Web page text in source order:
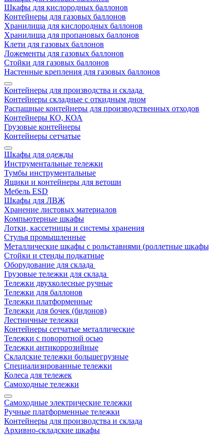
Шкафы для кислородных баллонов
Контейнеры для газовых баллонов
Хранилища для кислородных баллонов
Хранилища для пропановых баллонов
Клети для газовых баллонов
Ложементы для газовых баллонов
Стойки для газовых баллонов
Настенные крепления для газовых баллонов
Контейнеры для производства и склада
Контейнеры складные с откидным дном
Распашные контейнеры для производственных отходов
Контейнеры КО, КОА
Грузовые контейнеры
Контейнеры сетчатые
Шкафы для одежды
Инструментальные тележки
Тумбы инструментальные
Ящики и контейнеры для ветоши
Мебель ESD
Шкафы для ЛВЖ
Хранение листовых материалов
Компьютерные шкафы
Лотки, кассетницы и системы хранения
Стулья промышленные
Металлические шкафы с рольставнями (роллетные
Стойки и стенды подкатные
Оборудование для склада
Грузовые тележки для склада
Тележки двухколесные ручные
Тележки для баллонов
Тележки платформенные
Тележки для бочек (бидонов)
Лестничные тележки
Контейнеры сетчатые металлические
Тележки с поворотной осью
Тележки антикоррозийные
Складские тележки большегрузные
Специализированные тележки
Колеса для тележек
Самоходные тележки
Самоходные электрические тележки
Ручные платформенные тележки
Контейнеры для производства и склада
Архивно-складские шкафы